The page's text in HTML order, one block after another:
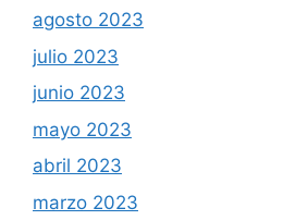
agosto 2023
julio 2023
junio 2023
mayo 2023
abril 2023
marzo 2023